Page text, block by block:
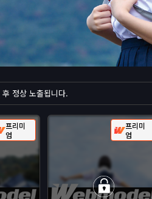
후 정상 노출됩니다.
프리미
엄
프리미
엄